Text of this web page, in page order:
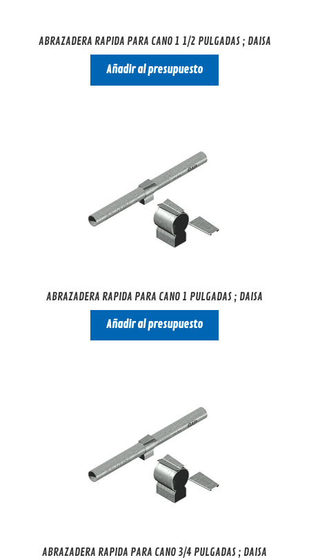
ABRAZADERA RAPIDA PARA CANO 1 1/2 PULGADAS ; DAISA
Añadir al presupuesto
ABRAZADERA RAPIDA PARA CANO 1 PULGADAS ; DAISA
Añadir al presupuesto
ABRAZADERA RAPIDA PARA CANO 3/4 PULGADAS ; DAISA